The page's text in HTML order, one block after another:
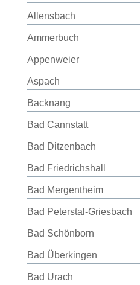
Allensbach
Ammerbuch
Appenweier
Aspach
Backnang
Bad Cannstatt
Bad Ditzenbach
Bad Friedrichshall
Bad Mergentheim
Bad Peterstal-Griesbach
Bad Schönborn
Bad Überkingen
Bad Urach